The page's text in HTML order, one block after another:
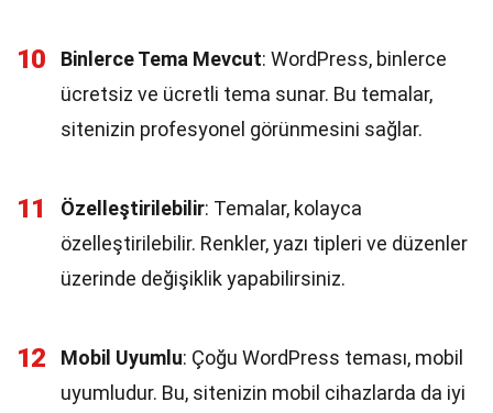
10 Binlerce Tema Mevcut: WordPress, binlerce
ücretsiz ve ücretli tema sunar. Bu temalar,
sitenizin profesyonel görünmesini sağlar.
11 Özelleştirilebilir: Temalar, kolayca
özelleştirilebilir. Renkler, yazı tipleri ve düzenler
üzerinde değişiklik yapabilirsiniz.
12 Mobil Uyumlu: Çoğu WordPress teması, mobil
uyumludur. Bu, sitenizin mobil cihazlarda da iyi